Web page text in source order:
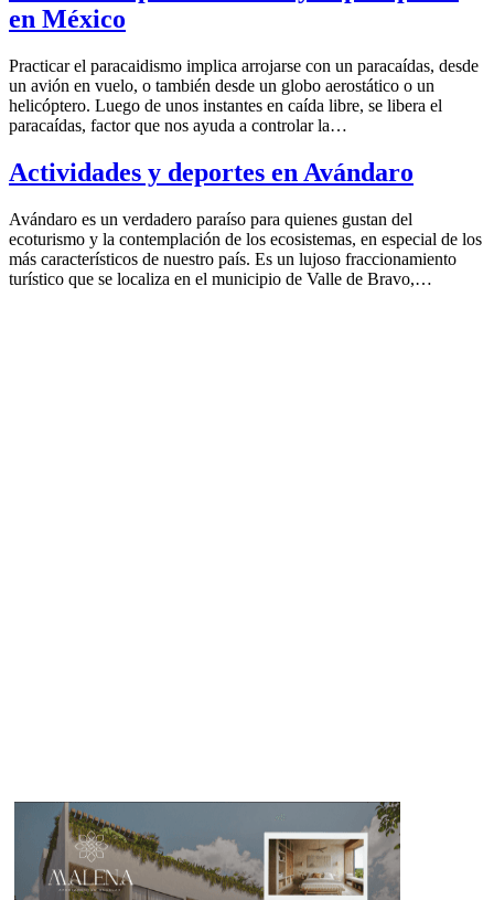
en México
Practicar el paracaidismo implica arrojarse con un paracaídas, desde
un avión en vuelo, o también desde un globo aerostático o un
helicóptero. Luego de unos instantes en caída libre, se libera el
paracaídas, factor que nos ayuda a controlar la…
Actividades y deportes en Avándaro
Avándaro es un verdadero paraíso para quienes gustan del
ecoturismo y la contemplación de los ecosistemas, en especial de los
más característicos de nuestro país. Es un lujoso fraccionamiento
turístico que se localiza en el municipio de Valle de Bravo,…